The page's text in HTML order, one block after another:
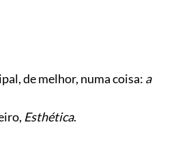
de melhor, numa coisa: a
Esthética.